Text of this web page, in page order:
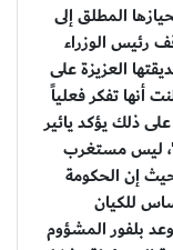
المطلق إلى
رئيس الوزراء
العزيزة على
أنها تفكر فعلياً
ذلك يؤكد يائير
ليس مستغرب
حيث إن الحكومة
للكيان
بلفور المشؤوم